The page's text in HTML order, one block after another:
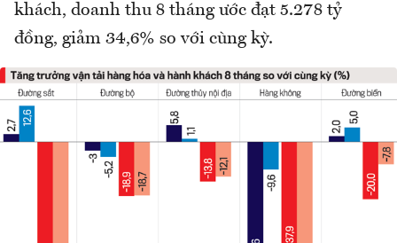
khách, doanh thu 8 tháng ước đạt 5.278 tỷ
đồng, giảm 34,6% so với cùng kỳ.